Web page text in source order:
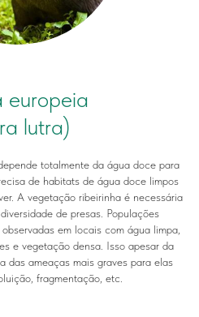
europeia
lutra)
totalmente da água doce para
de habitats de água doce limpos
A vegetação ribeirinha é necessária
de presas. Populações
em locais com água limpa,
e vegetação densa. Isso apesar da
das ameaças mais graves para elas
fragmentação, etc.